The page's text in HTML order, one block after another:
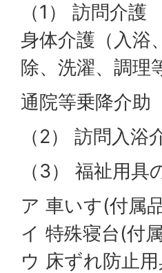
（1） 訪問介護
身体介護（入浴
除、洗濯、調理
通院等乗降介助
（2） 訪問入浴
（3） 福祉用具
ア 車いす(付属
イ 特殊寝台(付
ウ 床ずれ防止